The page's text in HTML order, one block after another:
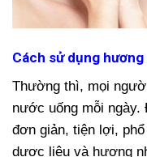
Cách sử dụng
Thường thì, mọi
nước uống mỗi
đơn giản, tiện lợi,
dược liệu và hương